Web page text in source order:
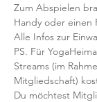
Zum Abspielen
Handy oder einen
Alle Infos zur
PS. Für
Streams (im
Mitgliedschaft)
Du möchtest